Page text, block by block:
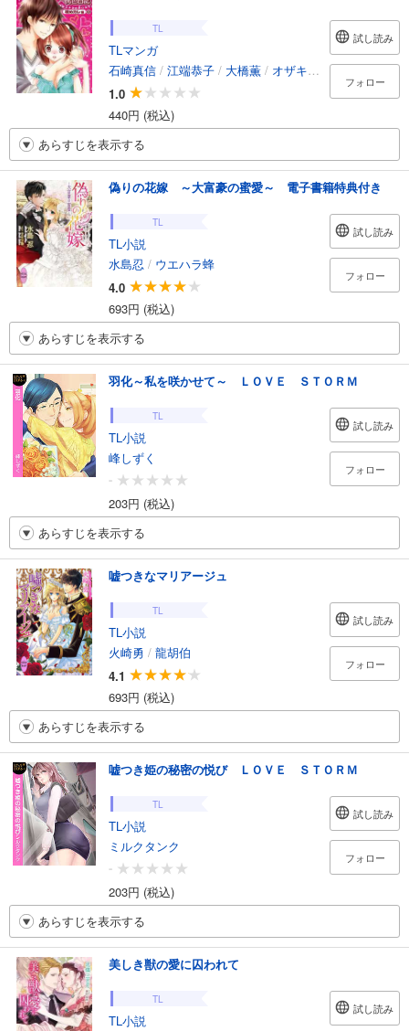
TL
TLマンガ
石崎真信 / 江端恭子 / 大橋薫 / オザキミカ /田中琳/成
1.0
440円 (税込)
試し読み
フォロー
あらすじを表示する
偽りの花嫁 ～大富豪の蜜愛～ 電子書籍特典付き
TL
TL小説
水島忍 / ウエハラ蜂
4.0
693円 (税込)
試し読み
フォロー
あらすじを表示する
羽化～私を咲かせて～ ＬＯＶＥ ＳＴＯＲＭ
TL
TL小説
峰しずく
-
203円 (税込)
試し読み
フォロー
あらすじを表示する
嘘つきなマリアージュ
TL
TL小説
火崎勇 / 龍胡伯
4.1
693円 (税込)
試し読み
フォロー
あらすじを表示する
嘘つき姫の秘密の悦び ＬＯＶＥ ＳＴＯＲＭ
TL
TL小説
ミルクタンク
-
203円 (税込)
試し読み
フォロー
あらすじを表示する
美しき獣の愛に囚われて
TL
TL小説
試し読み